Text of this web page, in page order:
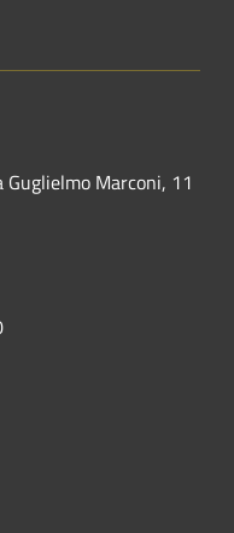
Guglielmo Marconi, 11